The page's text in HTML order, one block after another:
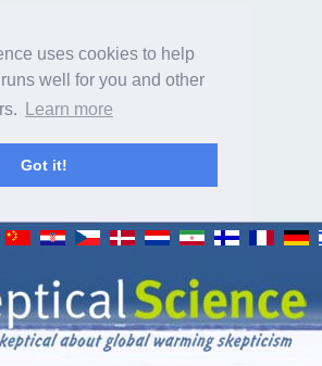
uses cookies to help
well for you and other
Learn more
Got it!